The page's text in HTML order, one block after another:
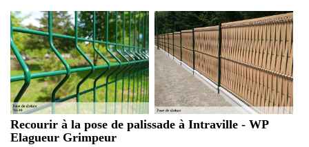
Recourir à la pose de palissade à Intraville - WP
Elagueur Grimpeur